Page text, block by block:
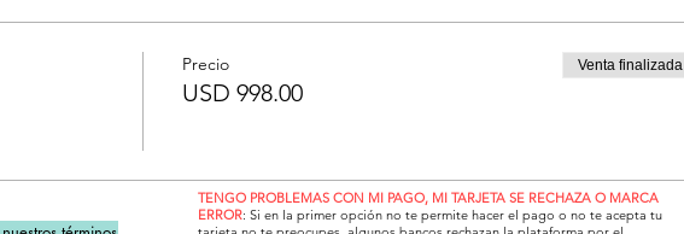
Precio
USD 998.00
Venta finalizada
TENGO PROBLEMAS CON MI PAGO, MI TARJETA SE RECHAZA O MARCA
ERROR: Si en la primer opción no te permite hacer el pago o no te acepta tu